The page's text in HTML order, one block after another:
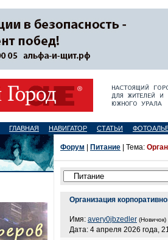
ГЛАВНАЯ НАВИГАТОР СТАТЬИ
Форум Питание | Тема:
Организация
Имя: avery0jbzedler (Новичок)
Дата: 4 апреля 2026 года,